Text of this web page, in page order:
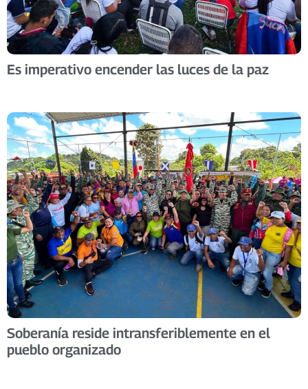
Es imperativo encender las luces de la paz
Soberanía reside intransferiblemente en el
pueblo organizado